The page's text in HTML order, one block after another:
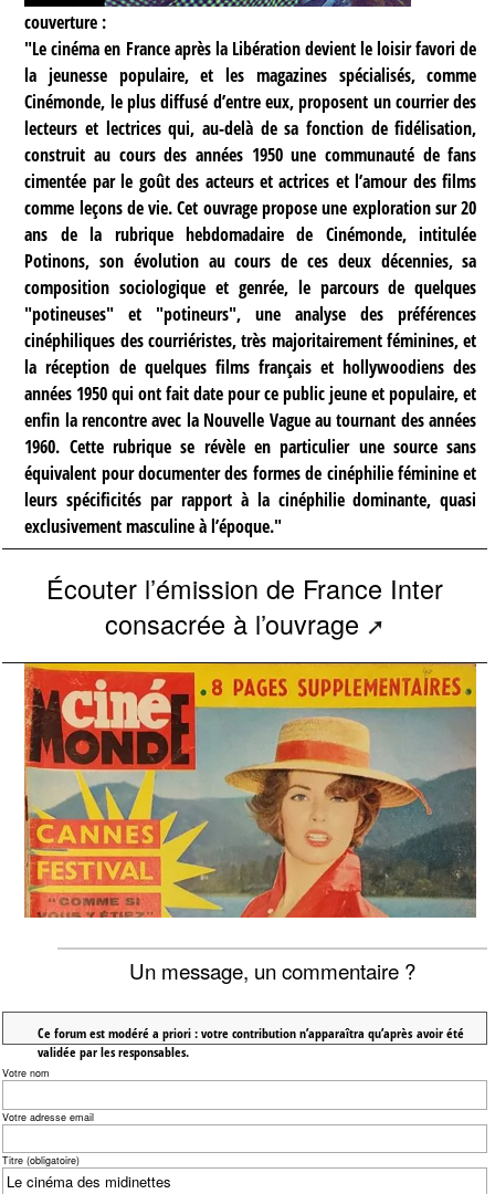
couverture :
"Le cinéma en France après la Libération devient le loisir favori de
la jeunesse populaire, et les magazines spécialisés, comme
Cinémonde, le plus diffusé d’entre eux, proposent un courrier des
lecteurs et lectrices qui, au-delà de sa fonction de fidélisation,
construit au cours des années 1950 une communauté de fans
cimentée par le goût des acteurs et actrices et l’amour des films
comme leçons de vie. Cet ouvrage propose une exploration sur 20
ans de la rubrique hebdomadaire de Cinémonde, intitulée
Potinons, son évolution au cours de ces deux décennies, sa
composition sociologique et genrée, le parcours de quelques
"potineuses" et "potineurs", une analyse des préférences
cinéphiliques des courriéristes, très majoritairement féminines, et
la réception de quelques films français et hollywoodiens des
années 1950 qui ont fait date pour ce public jeune et populaire, et
enfin la rencontre avec la Nouvelle Vague au tournant des années
1960. Cette rubrique se révèle en particulier une source sans
équivalent pour documenter des formes de cinéphilie féminine et
leurs spécificités par rapport à la cinéphilie dominante, quasi
exclusivement masculine à l’époque."
Écouter l’émission de France Inter
consacrée à l’ouvrage
Un message, un commentaire ?
Ce forum est modéré a priori : votre contribution n’apparaîtra qu’après avoir été
validée par les responsables.
Votre nom
Votre adresse email
Titre (obligatoire)